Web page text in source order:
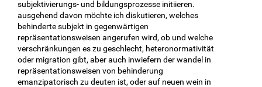
subjektivierungs- und bildungsprozesse initiieren.
ausgehend davon möchte ich diskutieren, welches
behinderte subjekt in gegenwärtigen
repräsentationsweisen angerufen wird, ob und welche
verschränkungen es zu geschlecht, heteronormativität
oder migration gibt, aber auch inwiefern der wandel in
repräsentationsweisen von behinderung
emanzipatorisch zu deuten ist, oder auf neuen wein in